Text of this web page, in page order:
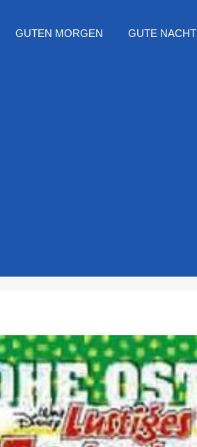
GUTEN MORGEN GUTE NACHT